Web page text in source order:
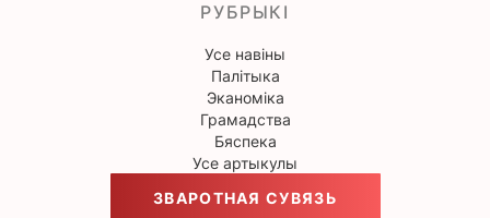
РУБРЫКІ
Усе навіны
Палітыка
Эканоміка
Грамадства
Бяспека
Усе артыкулы
ЗВАРОТНАЯ СУВЯЗЬ